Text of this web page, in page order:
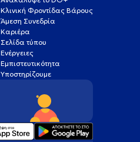
Κλινική Φροντίδας Βάρους
Άμεση Συνεδρία
Καριέρα
Σελίδα τύπου
Ενέργειες
Εμπιστευτικότητα
Υποστηρίζουμε